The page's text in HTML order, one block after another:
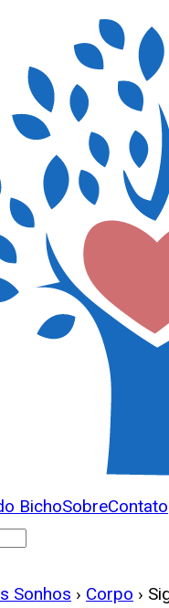
BichoSobreContato
Sonhos › Corpo ›